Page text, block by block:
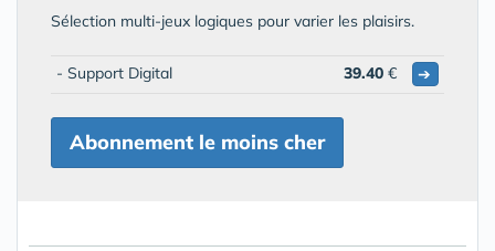
Sélection multi-jeux logiques pour varier les plaisirs.
- Support Digital 39.40 € ➔
Abonnement le moins cher